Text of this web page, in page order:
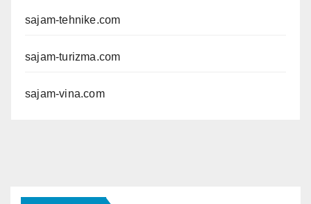
sajam-tehnike.com
sajam-turizma.com
sajam-vina.com